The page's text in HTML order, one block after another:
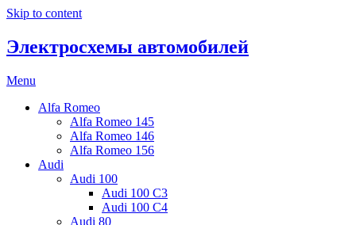
Skip to content
Электросхемы автомобилей
Menu
Alfa Romeo
Alfa Romeo 145
Alfa Romeo 146
Alfa Romeo 156
Audi
Audi 100
Audi 100 C3
Audi 100 C4
Audi 80